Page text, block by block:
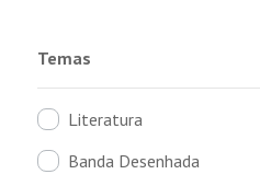
Temas
Literatura
Banda Desenhada